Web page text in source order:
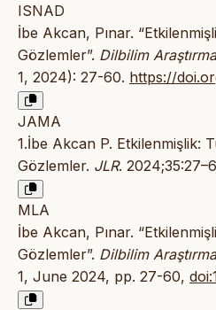
ISNAD
İbe Akcan, Pınar.
Gözlemler”. Dilbilim
1, 2024): 27-60. https://
JAMA
1.İbe Akcan P. Etkilenmişlik:
Gözlemler. JLR.
MLA
İbe Akcan, Pınar.
Gözlemler”. Dilbilim
1, June 2024, pp. 27-60,